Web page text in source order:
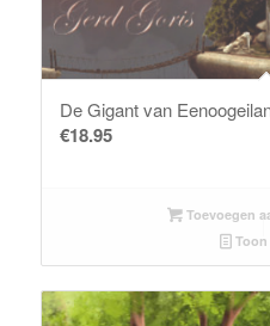
De Gigant van
€18.95
Toevoegen